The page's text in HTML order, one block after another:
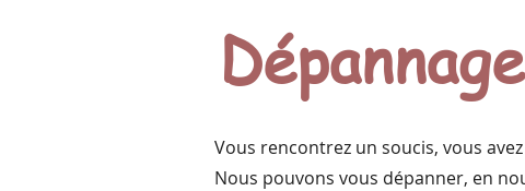
Dépannage
Vous rencontrez un soucis, vous
Nous pouvons vous dépanner, en